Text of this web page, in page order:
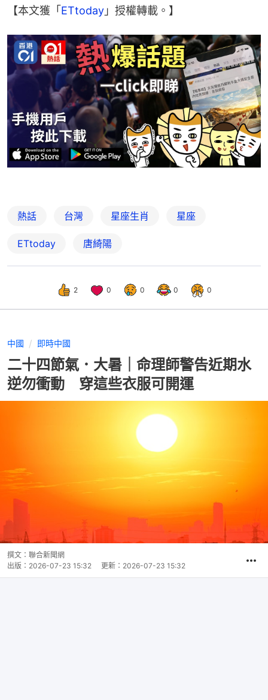
【本文獲「ETtoday 」授權轉載。】
熱話 台灣 星座生肖 星座
ETtoday 唐綺陽
2 0 0 0 0
中國 即時中國
二十四節氣．大暑｜命理師警告近期水
逆勿衝動 穿這些衣服可開運
撰文： 聯合新聞網
出版： 2026-07-23 15:32 更新： 2026-07-23 15:32